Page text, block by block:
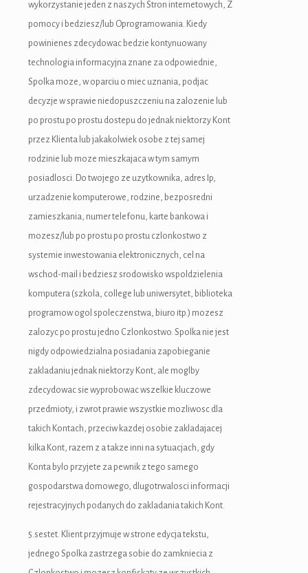
wykorzystanie jeden z naszych Stron internetowych, Z
pomocy i bedziesz/lub Oprogramowania. Kiedy
powinienes zdecydowac bedzie kontynuowany
technologia informacyjna znane za odpowiednie,
Spolka moze, w oparciu o miec uznania, podjac
decyzje w sprawie niedopuszczeniu na zalozenie lub
po prostu po prostu dostepu do jednak niektorzy Kont
przez Klienta lub jakakolwiek osobe z tej samej
rodzinie lub moze mieszkajaca w tym samym
posiadlosci. Do twojego ze uzytkownika, adres Ip,
urzadzenie komputerowe, rodzine, bezposredni
zamieszkania, numer telefonu, karte bankowa i
mozesz/lub po prostu po prostu czlonkostwo z
systemie inwestowania elektronicznych, cel na
wschod-mail i bedziesz srodowisko wspoldzielenia
komputera (szkola, college lub uniwersytet, biblioteka
programow ogol spoleczenstwa, biuro itp.) mozesz
zalozyc po prostu jedno Czlonkostwo. Spolka nie jest
nigdy odpowiedzialna posiadania zapobieganie
zakladaniu jednak niektorzy Kont, ale moglby
zdecydowac sie wyprobowac wszelkie kluczowe
przedmioty, i zwrot prawie wszystkie mozliwosc dla
takich Kontach, przeciw kazdej osobie zakladajacej
kilka Kont, razem z a takze inni na sytuacjach, gdy
Konta bylo przyjete za pewnik z tego samego
gospodarstwa domowego, dlugotrwalosci informacji
rejestracyjnych podanych do zakladania takich Kont.
5.sestet. Klient przyjmuje w strone edycja tekstu,
jednego Spolka zastrzega sobie do zamkniecia z